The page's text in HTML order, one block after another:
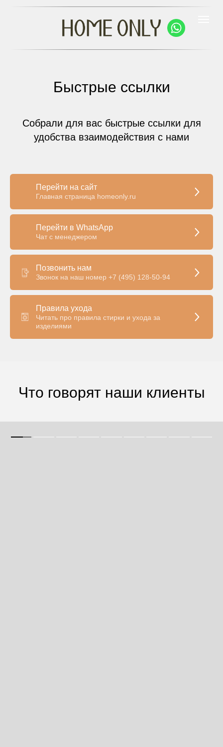
Быстрые ссылки
Собрали для вас быстрые ссылки для
удобства взаимодействия с нами
Перейти на сайт
Главная страница homeonly.ru
Перейти в WhatsApp
Чат с менеджером
Позвонить нам
Звонок на наш номер +7 (495) 128-50-94
Правила ухода
Читать про правила стирки и ухода за
изделиями
Что говорят наши клиенты